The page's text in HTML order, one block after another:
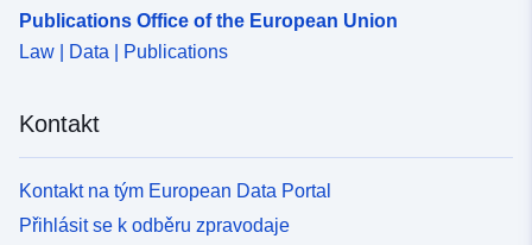
0fecf2903172
http://inspire.ec.europa.eu/
codelist/ResourceType/dataset
Publications Office of the European Union
Law | Data | Publications
Kontakt
Kontakt na tým European Data Portal
Přihlásit se k odběru zpravodaje